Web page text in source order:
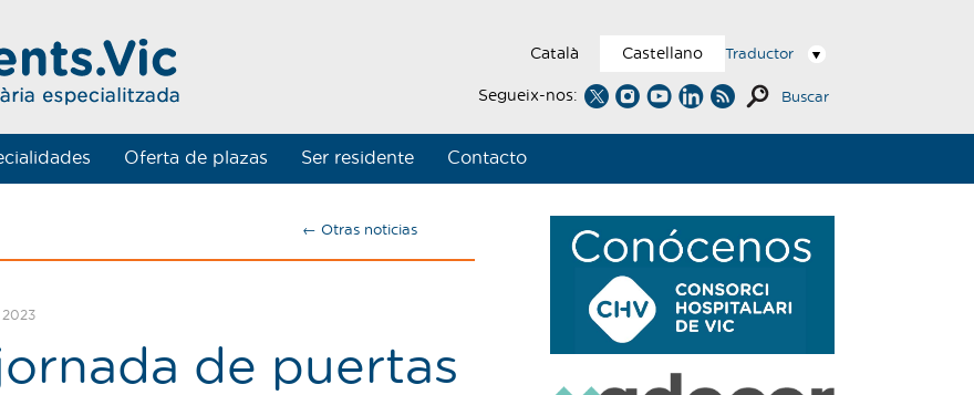
Català Castellano Traductor
Segueix-nos: Buscar
Oferta de plazas Ser residente Contacto
← Otras noticias
2023
de puertas